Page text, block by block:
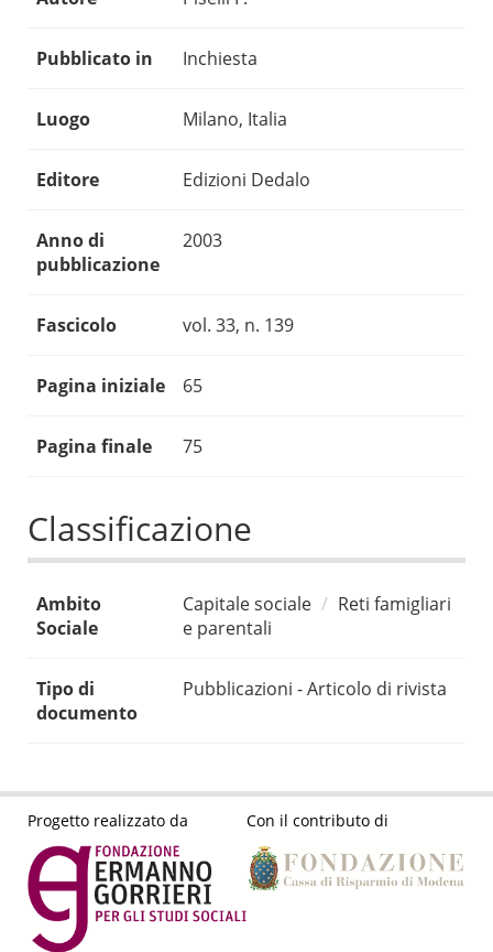
Pubblicato in Inchiesta
Luogo Milano, Italia
Editore Edizioni Dedalo
Anno di
pubblicazione
2003
Fascicolo vol. 33, n. 139
Pagina iniziale 65
Pagina finale 75
Classificazione
Ambito
Sociale
Capitale sociale
Reti famigliari
e parentali
Tipo di
documento
Pubblicazioni - Articolo di rivista
Progetto realizzato da Con il contributo di